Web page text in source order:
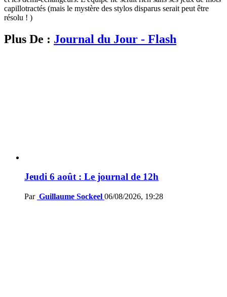
capillotractés (mais le mystère des stylos disparus serait peut être
résolu ! )
Plus De : Journal du Jour - Flash
Jeudi 6 août : Le journal de 12h
Par Guillaume Sockeel 06/08/2026, 19:28